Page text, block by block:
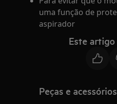
uma função de
aspirador
Este
Peças e acessórios